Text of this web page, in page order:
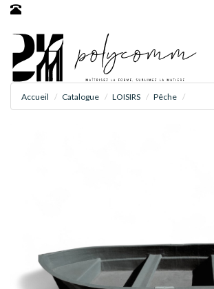
Accueil Catalogue LOISIRS Pêche